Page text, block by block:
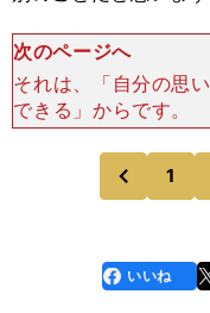
次のページへ
それは、「自分の思
できる」からです。
は何でもできる。け
ットひとつとっても
に
前
1
faceboo
k
いいね